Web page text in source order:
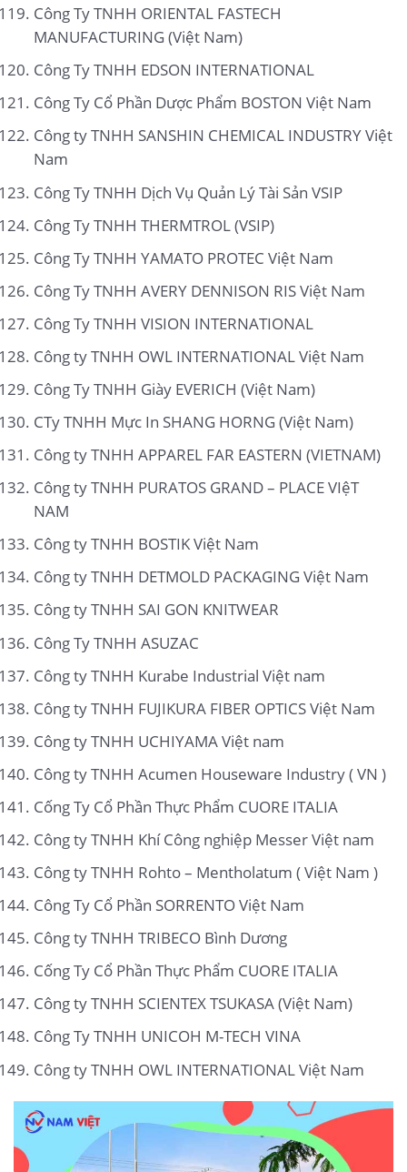
Công Ty TNHH ORIENTAL FASTECH
MANUFACTURING (Việt Nam)
Công Ty TNHH EDSON INTERNATIONAL
Công Ty Cổ Phần Dược Phẩm BOSTON Việt Nam
Công ty TNHH SANSHIN CHEMICAL INDUSTRY Việt
Nam
Công Ty TNHH Dịch Vụ Quản Lý Tài Sản VSIP
Công Ty TNHH THERMTROL (VSIP)
Công Ty TNHH YAMATO PROTEC Việt Nam
Công Ty TNHH AVERY DENNISON RIS Việt Nam
Công Ty TNHH VISION INTERNATIONAL
Công ty TNHH OWL INTERNATIONAL Việt Nam
Công Ty TNHH Giày EVERICH (Việt Nam)
CTy TNHH Mực In SHANG HORNG (Việt Nam)
Công ty TNHH APPAREL FAR EASTERN (VIETNAM)
Công ty TNHH PURATOS GRAND – PLACE VIệT
NAM
Công ty TNHH BOSTIK Việt Nam
Công ty TNHH DETMOLD PACKAGING Việt Nam
Công ty TNHH SAI GON KNITWEAR
Công Ty TNHH ASUZAC
Công ty TNHH Kurabe Industrial Việt nam
Công ty TNHH FUJIKURA FIBER OPTICS Việt Nam
Công ty TNHH UCHIYAMA Việt nam
Công ty TNHH Acumen Houseware Industry ( VN )
Cống Ty Cổ Phần Thực Phẩm CUORE ITALIA
Công ty TNHH Khí Công nghiệp Messer Việt nam
Công ty TNHH Rohto – Mentholatum ( Việt Nam )
Công Ty Cổ Phần SORRENTO Việt Nam
Công ty TNHH TRIBECO Bình Dương
Cống Ty Cổ Phần Thực Phẩm CUORE ITALIA
Công ty TNHH SCIENTEX TSUKASA (Việt Nam)
Công Ty TNHH UNICOH M-TECH VINA
Công ty TNHH OWL INTERNATIONAL Việt Nam